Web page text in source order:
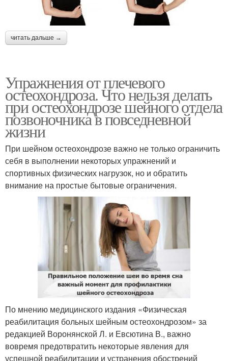
читать дальше →
Упражнения от плечевого
остеохондроза. Что нельзя делать
при остеохондрозе шейного отдела
позвоночника в повседневной
жизни
При шейном остеохондрозе важно не только ограничить
себя в выполнении некоторых упражнений и
спортивных физических нагрузок, но и обратить
внимание на простые бытовые ограничения.
По мнению медицинского издания «Физическая
реабилитация больных шейным остеохондрозом» за
редакцией Воронянской Л. и Евсютина В., важно
вовремя предотвратить некоторые явления для
успешной реабилитации и устранения обострений